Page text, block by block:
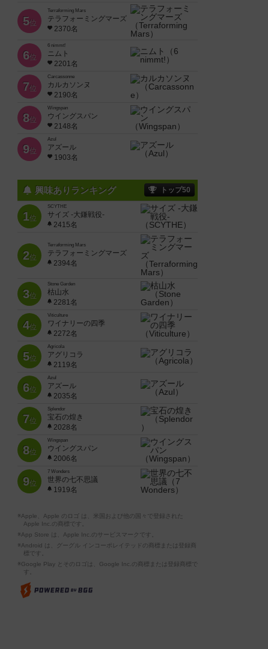
5位
Terraforming Mars
テラフォーミングマーズ
2370名
6位
6 nimmt!
ニムト
2201名
7位
Carcassonne
カルカソンヌ
2190名
8位
Wingspan
ウイングスパン
2148名
9位
Azul
アズール
1903名
興味ありランキング トップ50
1位
SCYTHE
サイズ -大鎌戦役-
2415名
2位
Terraforming Mars
テラフォーミングマーズ
2394名
3位
Stone Garden
枯山水
2281名
4位
Viticulture
ワイナリーの四季
2272名
5位
Agricola
アグリコラ
2119名
6位
Azul
アズール
2035名
7位
Splendor
宝石の煌き
2028名
8位
Wingspan
ウイングスパン
2006名
9位
7 Wonders
世界の七不思議
1919名
※Apple、Apple のロゴ は、米国および他の国々で登録された
Apple Inc.の商標です。
※App Store は、Apple Inc.のサービスマークです。
※Android は、グーグル インコーポレイテッドの商標または登録商
標です。
※Google Play とそのロゴは、Google Inc.の商標または登録商標で
す。